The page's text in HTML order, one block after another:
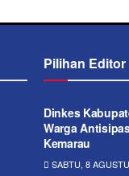
Pilihan Editor
Dinkes
Warga
Kemarau
SABTU, 8